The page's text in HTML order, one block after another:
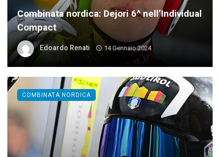
Combinata nordica: Dejori 6^ nell’Individual
Compact
Edoardo Renati 14 Gennaio 2024
COMBINATA NORDICA